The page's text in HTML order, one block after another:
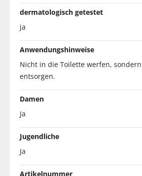
dermatologisch getestet
ja
Anwendungshinweise
Nicht in die Toilette werfen,
entsorgen.
Damen
Ja
Jugendliche
Ja
Artikelnummer